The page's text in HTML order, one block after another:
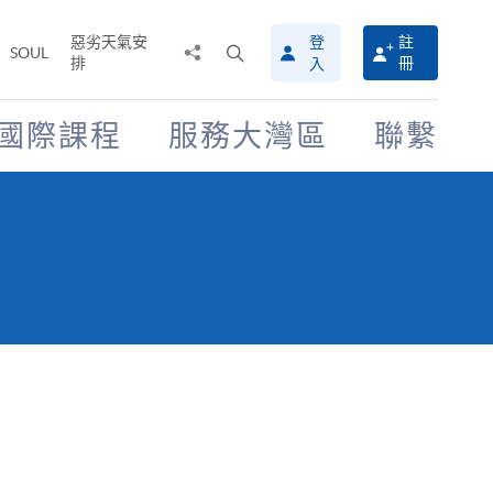
SOUL
惡劣天氣安
排
搜
尋
介
面
登
入
註
冊
際課程 服務大灣區 聯繫